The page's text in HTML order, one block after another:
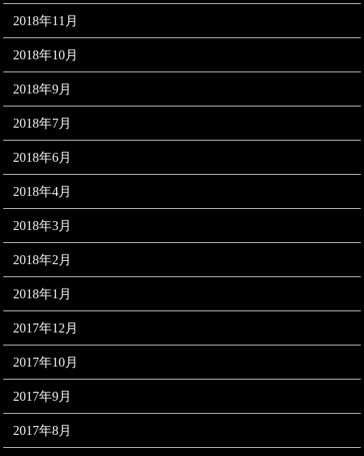
2018年11月
2018年10月
2018年9月
2018年7月
2018年6月
2018年4月
2018年3月
2018年2月
2018年1月
2017年12月
2017年10月
2017年9月
2017年8月